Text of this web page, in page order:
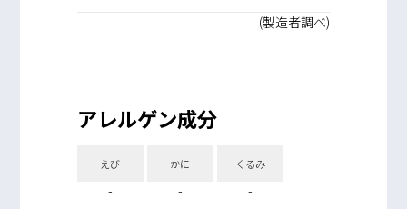
(製造者調べ)
アレルゲン成分
えび
-
かに
-
くるみ
-